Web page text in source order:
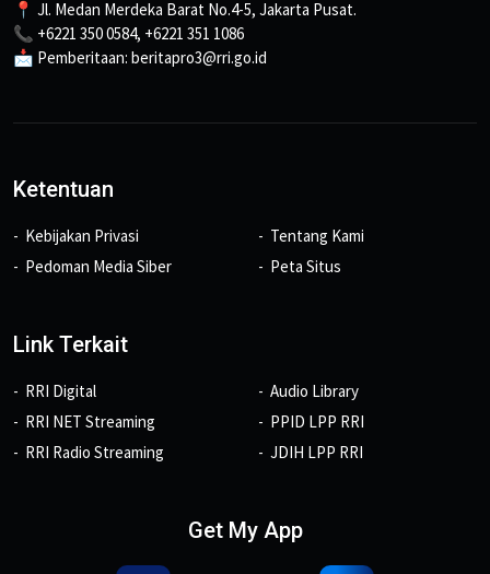
📍 Jl. Medan Merdeka Barat No.4-5, Jakarta Pusat.
📞 +6221 350 0584, +6221 351 1086
📩 Pemberitaan: beritapro3@rri.go.id
Ketentuan
Kebijakan Privasi
Pedoman Media Siber
Tentang Kami
Peta Situs
Link Terkait
RRI Digital
RRI NET Streaming
RRI Radio Streaming
Audio Library
PPID LPP RRI
JDIH LPP RRI
Get My App